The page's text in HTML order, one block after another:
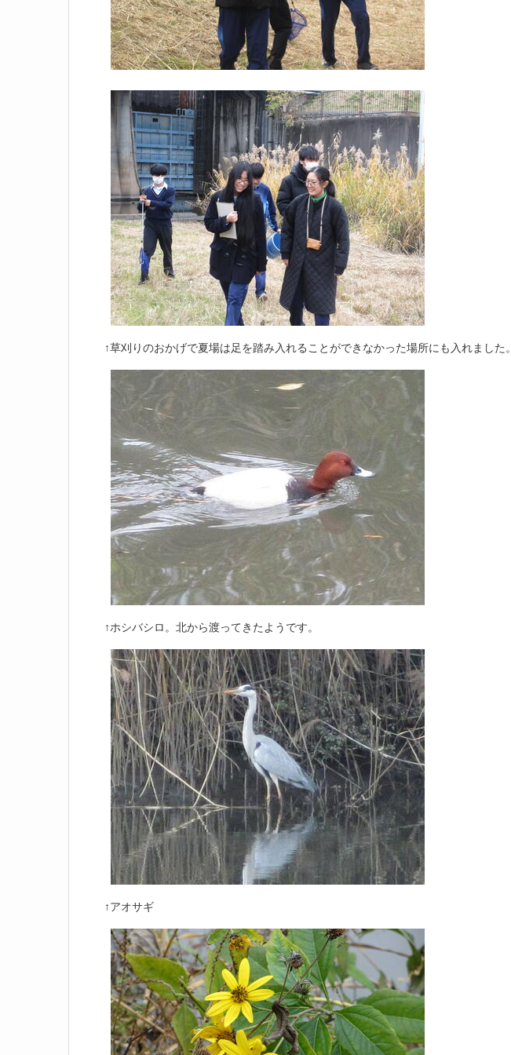
↑草刈りのおかげで夏場は足を踏み入れることができなかった場所にも入れました。
↑ホシバシロ。北から渡ってきたようです。
↑アオサギ